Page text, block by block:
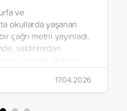
ve
okullarda yaşanan
çağrı metni yayınladı.
saldırılardan
atılması
ilişkin öneriler
17.04.2026